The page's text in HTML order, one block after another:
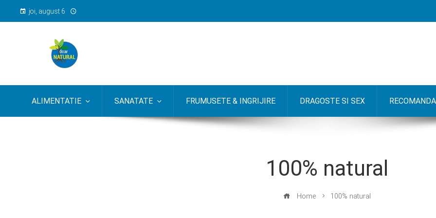
joi, august 6
ALIMENTATIE SANATATE FRUMUSETE & INGRIJIRE DRAGOSTE SI SEX
100% natural
Home 100% natural